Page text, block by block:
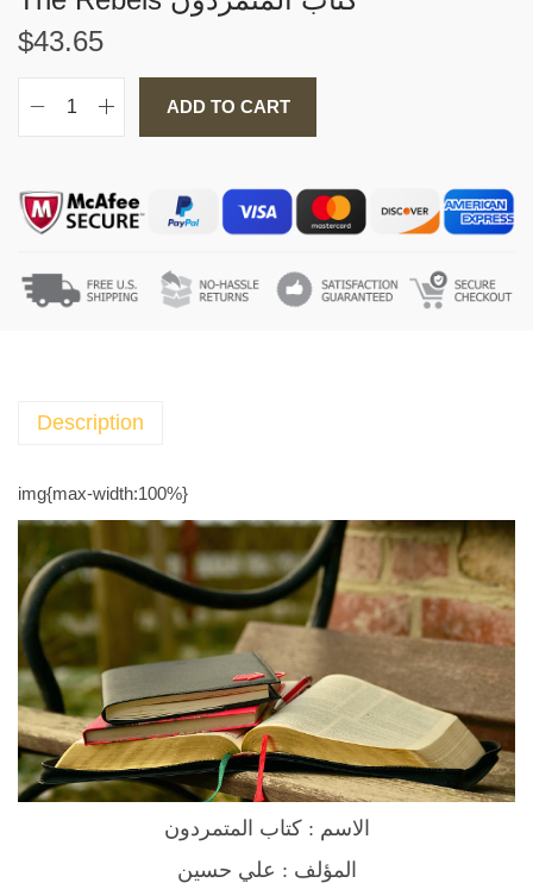
$43.65
T
R
e
ت
ا
م
م
د
و
ن
q
u
ADD TO CART
Description
img{max-width:100%}
الاسم : كتاب المتمردون
المؤلف : علي حسين